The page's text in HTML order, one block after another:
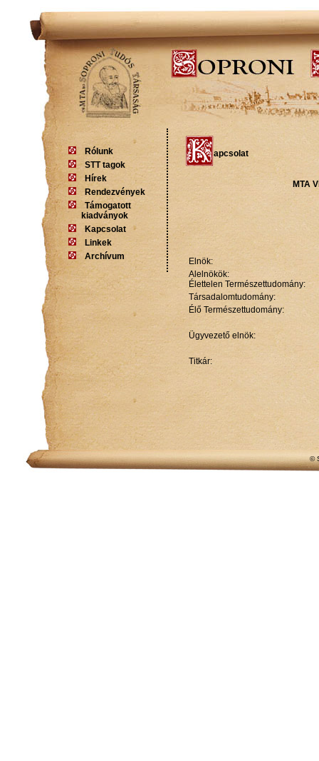
apcsolat
MTA
Elnök:
Alelnökök:
Élettelen Természettudomány:
Társadalomtudomány:
Élő Természettudomány:
Ügyvezető elnök:
Titkár:
Rólunk
STT tagok
Hírek
Rendezvények
Támogatott
kiadványok
Kapcsolat
Linkek
Archívum
©